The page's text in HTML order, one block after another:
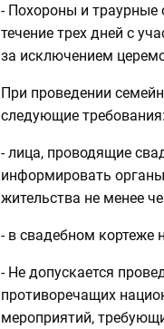
- Похороны и траурные
течение трех дней с
за исключением
При проведении
следующие требования:
- лица, проводящие
информировать
жительства не менее
- в свадебном кортеже
- Не допускается
противоречащих
мероприятий,